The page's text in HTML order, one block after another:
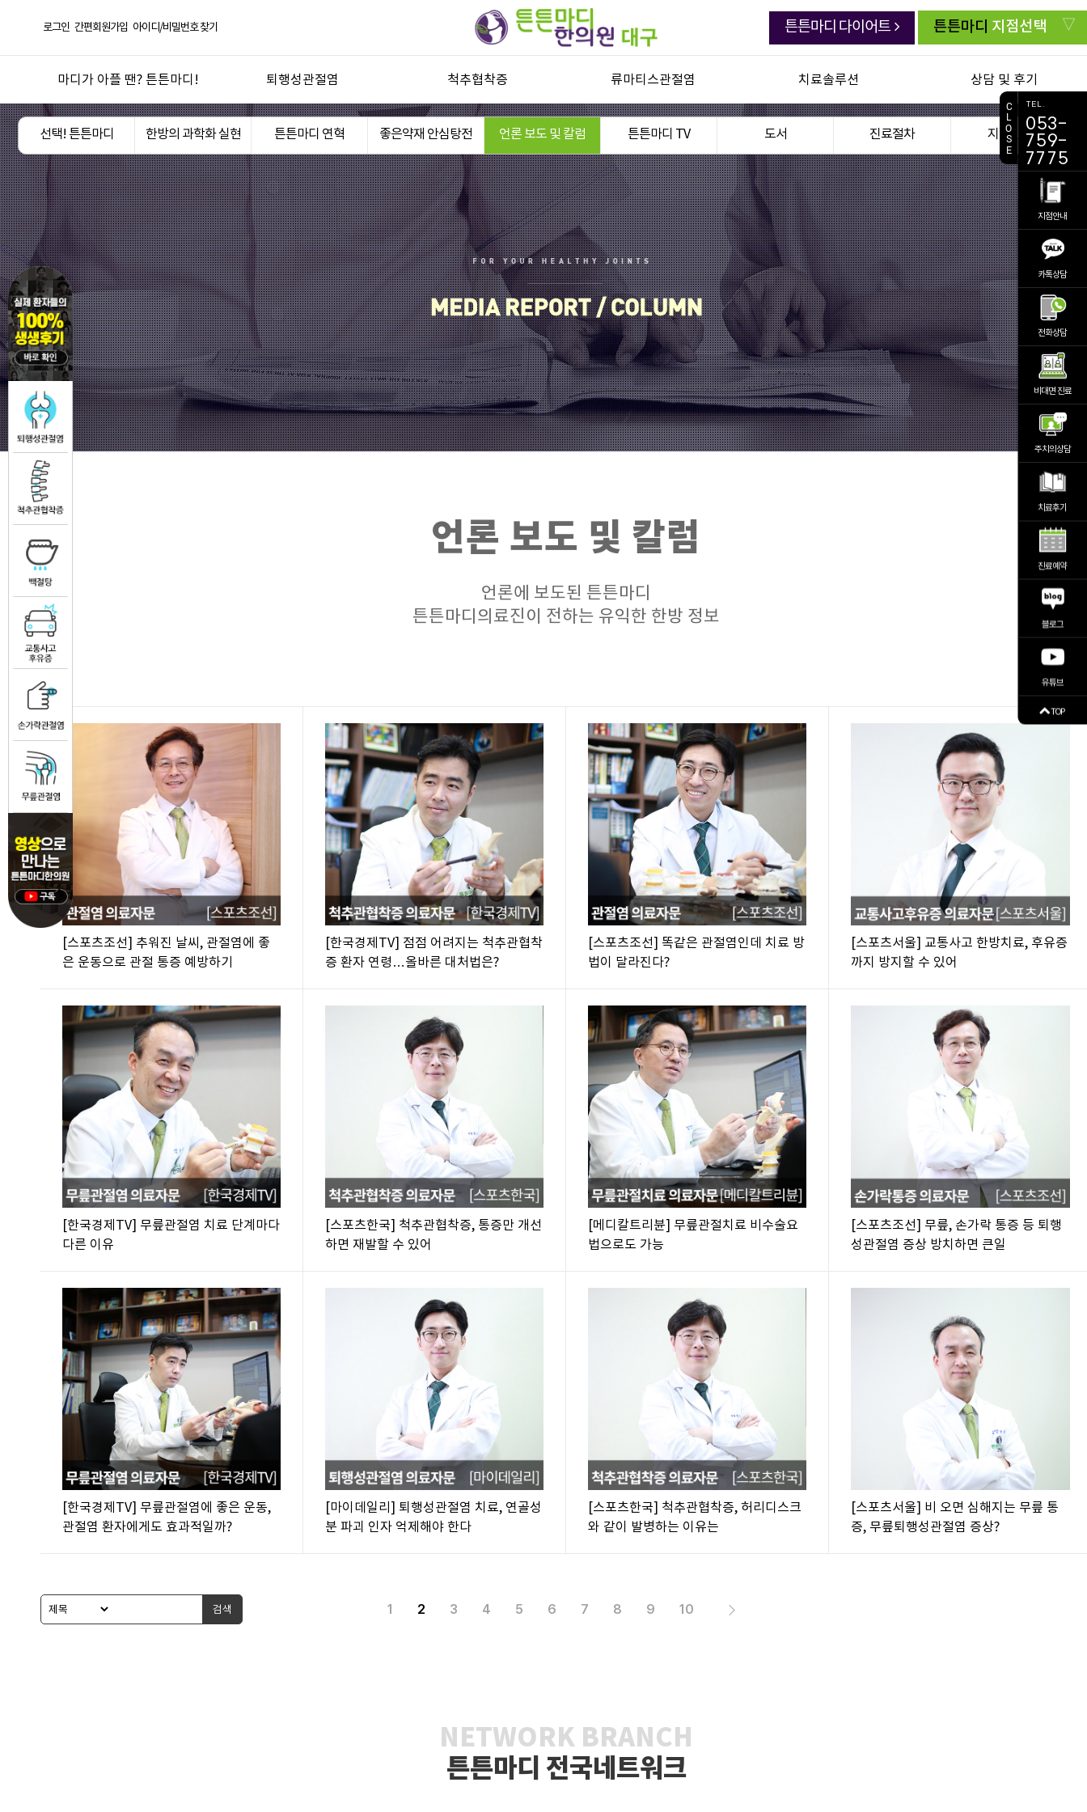
로그인 간편회원가입 아이디/비밀번호 찾기 튼튼마디 다이어트 튼튼마디 지점선택
마디가 아플 땐? 튼튼마디! 퇴행성관절염 척추협착증 류마티스관절염 치료솔루션 상담 및 후기
선택! 튼튼마디
튼튼마디 연혁
좋은약재 안심탕전
언론 보도 및 칼럼
튼튼마디 TV
도서
진료절차
지점안내
퇴행성관절염
반월상연골손상
무릎연골연화증
산후관절통
기타 관절질환
관절건강생활
목디스크
퇴행성디스크
기타 척추질환
류마티스관절염과 자가진단
추나요법
첩약 건강보험
교통사고 후유증
치료생생 동영상
생생치료 후기
자주묻는 질문
주치의 상담실
전화상담 요청
진료 예약
비대면 진료
의료진소개
공지사항
선택! 튼튼마디 한방의 과학화 실현 튼튼마디 연혁 좋은약재 안심탕전 언론 보도 및 칼럼 튼튼마디 TV 도서 진료절차 지점안내
언론 보도 및 칼럼
언론에 보도된 튼튼마디
튼튼마디의료진이 전하는 유익한 한방 정보
[스포츠조선] 추워진 날씨, 관절염에 좋
은 운동으로 관절 통증 예방하기
[한국경제TV] 점점 어려지는 척추관협착
증 환자 연령…올바른 대처법은?
[스포츠조선] 똑같은 관절염인데 치료 방
법이 달라진다?
[스포츠서울] 교통사고 한방치료, 후유증
까지 방지할 수 있어
[한국경제TV] 무릎관절염 치료 단계마다
다른 이유
[스포츠한국] 척추관협착증, 통증만 개선
하면 재발할 수 있어
[메디칼트리뷴] 무릎관절치료 비수술요
법으로도 가능
[스포츠조선] 무릎, 손가락 통증 등 퇴행
성관절염 증상 방치하면 큰일
[한국경제TV] 무릎관절염에 좋은 운동,
관절염 환자에게도 효과적일까?
[마이데일리] 퇴행성관절염 치료, 연골성
분 파괴 인자 억제해야 한다
[스포츠한국] 척추관협착증, 허리디스크
와 같이 발병하는 이유는
[스포츠서울] 비 오면 심해지는 무릎 통
증, 무릎퇴행성관절염 증상?
검색 1 2 3 4 5 6 7 8 9 10
NETWORK BRANCH
튼튼마디 전국네트워크
C
L
O
S
E
TEL.
053-
759-
7775
지점안내
카톡상담
전화상담
비대면 진료
주치의상담
치료후기
진료예약
블로그
유튜브
TOP